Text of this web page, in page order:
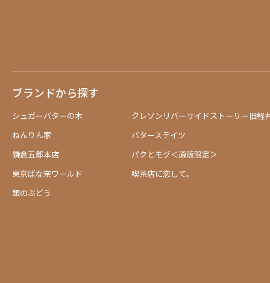
ブランドから探す
シュガーバターの木
ねんりん家
鎌倉五郎本店
東京ばな奈ワールド
銀のぶどう
クレソンリバーサイドストーリー旧軽
バターステイツ
パクとモグ＜通販限定＞
喫茶店に恋して。